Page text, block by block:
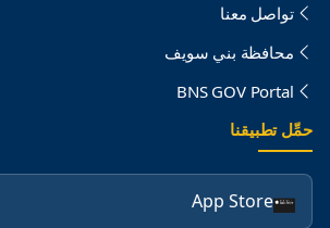
تواصل معنا
محافظة بني سويف
BNS GOV Portal
حمِّل تطبيقنا
App Store